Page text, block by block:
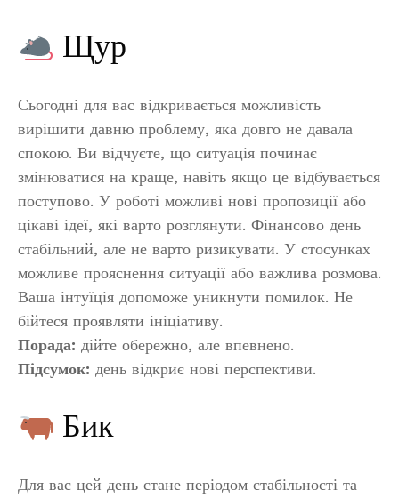
Щур
Сьогодні для вас відкривається можливість
вирішити давню проблему, яка довго не давала
спокою. Ви відчуєте, що ситуація починає
змінюватися на краще, навіть якщо це відбувається
поступово. У роботі можливі нові пропозиції або
цікаві ідеї, які варто розглянути. Фінансово день
стабільний, але не варто ризикувати. У стосунках
можливе прояснення ситуації або важлива розмова.
Ваша інтуїція допоможе уникнути помилок. Не
бійтеся проявляти ініціативу.
Порада: дійте обережно, але впевнено.
Підсумок: день відкриє нові перспективи.
Бик
Для вас цей день стане періодом стабільності та